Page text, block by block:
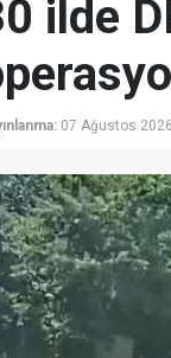
ilde
07 Ağustos